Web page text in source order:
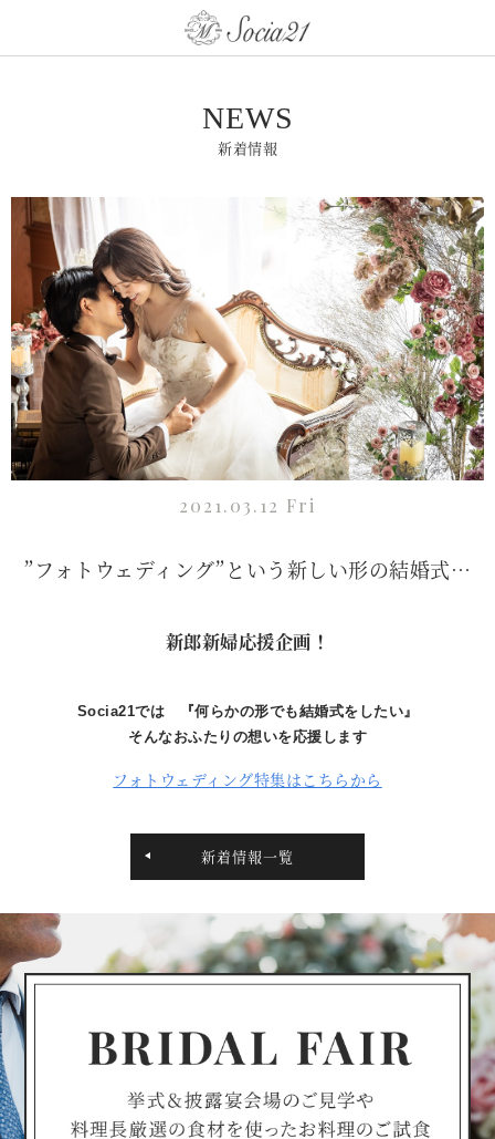
NEWS
新着情報
2021.03.12 Fri
”フォトウェディング”という新しい形の結婚式…
新郎新婦応援企画！
Socia21では 『何らかの形でも結婚式をしたい』
そんなおふたりの想いを応援します
フォトウェディング特集はこちらから
新着情報一覧